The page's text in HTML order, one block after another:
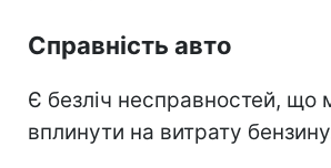
Справність авто
Є безліч несправностей, що
вплинути на витрату